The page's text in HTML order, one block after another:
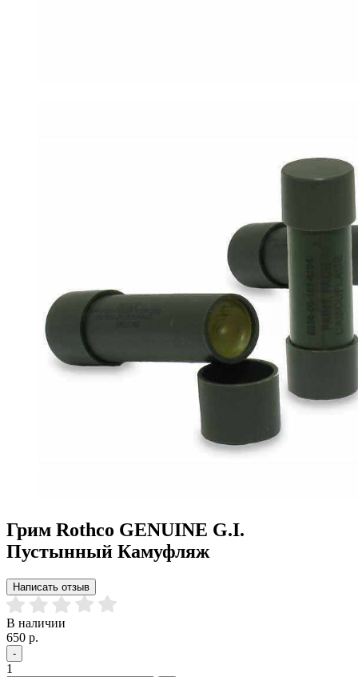
Грим Rothco GENUINE G.I.
Пустынный Камуфляж
Написать отзыв
В наличии
650 р.
-
1